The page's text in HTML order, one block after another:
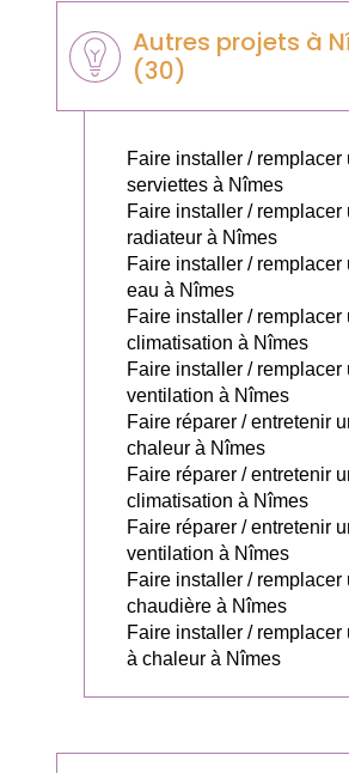
Autres projets à
(30)
Faire installer / remplacer
serviettes à Nîmes
Faire installer / remplacer
radiateur à Nîmes
Faire installer / remplacer
eau à Nîmes
Faire installer / remplacer
climatisation à Nîmes
Faire installer / remplacer
ventilation à Nîmes
Faire réparer / entretenir
chaleur à Nîmes
Faire réparer / entretenir
climatisation à Nîmes
Faire réparer / entretenir
ventilation à Nîmes
Faire installer / remplacer
chaudière à Nîmes
Faire installer / remplacer
à chaleur à Nîmes